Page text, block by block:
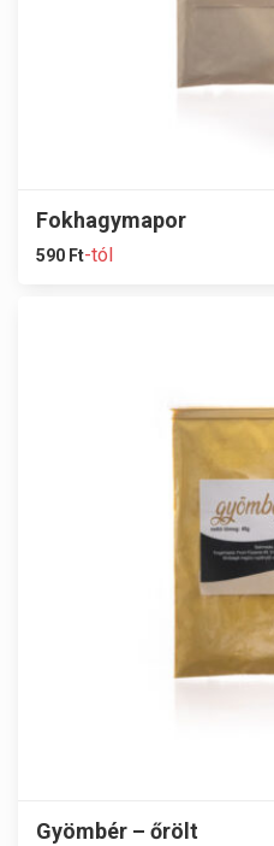
Fokhagymapor
590 Ft-tól
Gyömbér – őrölt